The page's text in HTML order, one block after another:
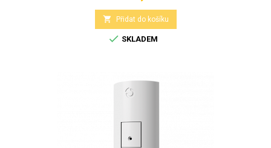
 Přidat do košíku
 SKLADEM